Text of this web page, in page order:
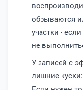
обрываются
участки -
не
У записей с
лишние